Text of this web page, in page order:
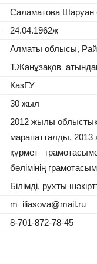
Саламатова Шаруан
24.04.1962ж
Алматы облысы,
Т.Жанұзақов
КазГУ
30 жыл
2012 жылы
марапатталды,
құрмет
бөлімінің
Білімді, рухты
m_iliasova@mail.ru
8-701-872-78-45